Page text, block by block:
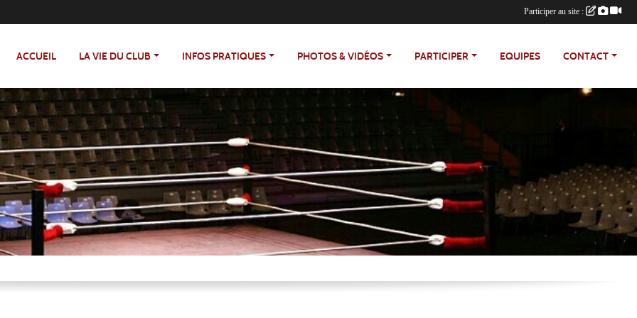
ACCUEIL LA VIE DU CLUB INFOS PRATIQUES PHOTOS & VIDÉOS PARTICIPER EQUIPES CONTACT
Participer au site :